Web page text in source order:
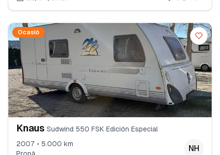
Ocasió
Knaus Sudwind 550 FSK Edición Especial
2007 • 5.000 km
NH